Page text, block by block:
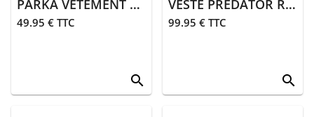
PARKA VÊTEMENT DE CHASSE | ORANGE
49.95 € TTC
search
VESTE PREDATOR R2 | GHOSTCAMO B&B
99.95 € TTC
search